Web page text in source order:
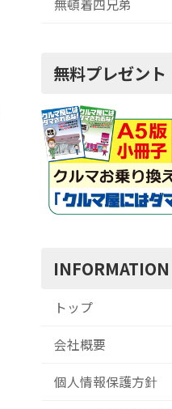
無頓着四兄弟
無料プレゼント
INFORMATION
トップ
会社概要
個人情報保護方針